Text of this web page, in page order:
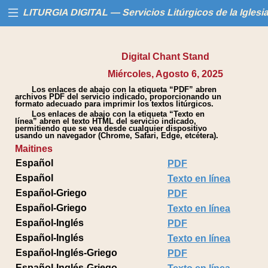
LITURGIA DIGITAL — Servicios Litúrgicos de la
Libros
Calendario
Ayuda
Digital Chant Stand
Miércoles, Agosto 6, 2025
Los enlaces de abajo con la etiqueta “PDF” abren
archivos PDF del servicio indicado, proporcionando un
formato adecuado para imprimir los textos litúrgicos.
Los enlaces de abajo con la etiqueta “Texto en
línea” abren el texto HTML del servicio indicado,
permitiendo que se vea desde cualquier dispositivo
usando un navegador (Chrome, Safari, Edge, etcétera).
Maitines
Español
PDF
Español
Texto en línea
Español-Griego
PDF
Español-Griego
Texto en línea
Español-Inglés
PDF
Español-Inglés
Texto en línea
Español-Inglés-Griego
PDF